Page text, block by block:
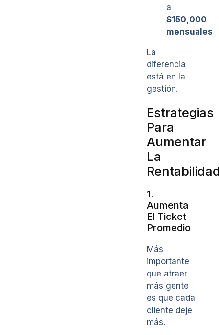
a
$150,000
mensuales
La
diferencia
está en la
gestión.
Estrategias
Para
Aumentar
La
1.
Aumenta
El Ticket
Promedio
Más
importante
que atraer
más gente
es que cada
cliente deje
más.